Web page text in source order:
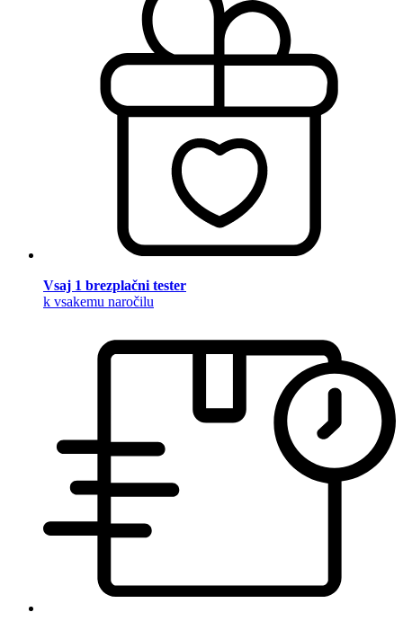
Vsaj 1 brezplačni tester
k vsakemu naročilu